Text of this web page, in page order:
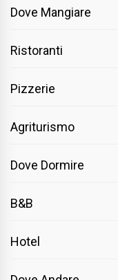
Dove Mangiare
Ristoranti
Pizzerie
Agriturismo
Dove Dormire
B&B
Hotel